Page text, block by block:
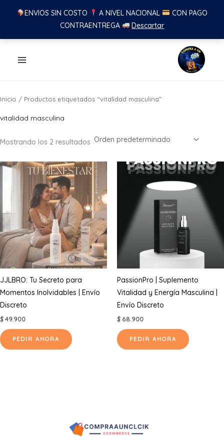
ENVIOS SIN COSTO A NIVEL NACIONAL
CON PAGO
CONTRAENTREGA
Descartar
Inicio / Productos etiquetados “vitalidad masculina”
vitalidad masculina
Mostrando los 2 resultados
JJLBRO: Tu Secreto para
Momentos Inolvidables | Envío
Discreto
$49.900
PEDIR AHORA
PassionPro | Suplemento
Vitalidad y Energía Masculina |
Envío Discreto
$ 68.900
PEDIR AHORA